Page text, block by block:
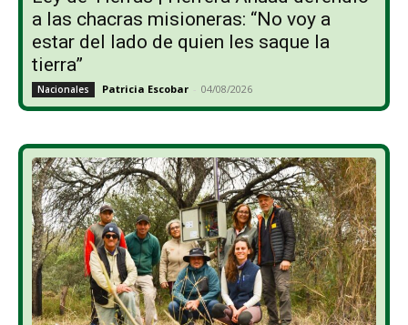
a las chacras misioneras: “No voy a
estar del lado de quien les saque la
tierra”
Nacionales Patricia Escobar - 04/08/2026